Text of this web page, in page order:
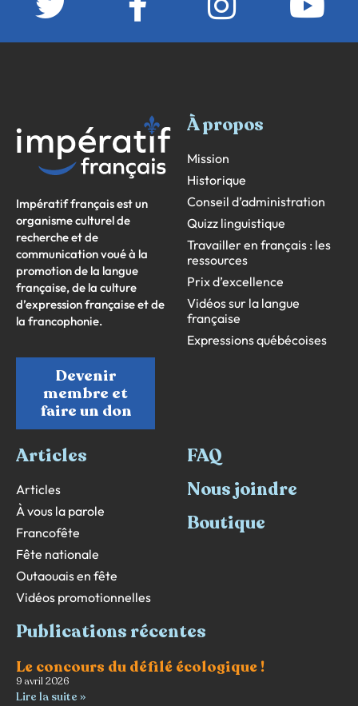
Impératif français est un
organisme culturel de
recherche et de
communication voué à la
promotion de la langue
française, de la culture
d’expression française et de
la francophonie.
Devenir
membre et
faire un don
À propos
Mission
Historique
Conseil d’administration
Quizz linguistique
Travailler en français : les
ressources
Prix d’excellence
Vidéos sur la langue
française
Expressions québécoises
Articles
Articles
À vous la parole
Francofête
Fête nationale
Outaouais en fête
Vidéos promotionnelles
FAQ
Nous joindre
Boutique
Publications récentes
Le concours du défilé écologique !
9 avril 2026
Lire la suite »